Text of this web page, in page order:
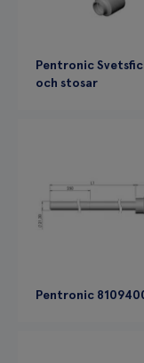
Pentronic
och stosar
Pentronic